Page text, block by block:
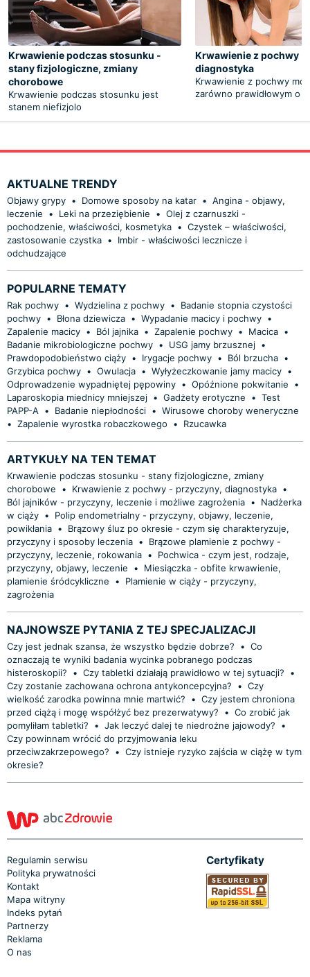
Krwawienie podczas stosunku -
stany fizjologiczne, zmiany
chorobowe
Krwawienie podczas stosunku jest
stanem niefizjolo
Krwawienie z pochwy -
diagnostyka
Krwawienie z pochwy
zarówno prawidłowym o
AKTUALNE TRENDY
Objawy grypy • Domowe sposoby na katar • Angina - objawy,
leczenie
• Leki na przeziębienie • Olej z czarnuszki -
pochodzenie, właściwości, kosmetyka • Czystek – właściwości,
zastosowanie czystka •
Imbir - właściwości lecznicze i
odchudzające
POPULARNE TEMATY
Rak pochwy • Wydzielina z pochwy •
Badanie stopnia czystości
pochwy • Błona dziewicza • Wypadanie macicy i pochwy •
Zapalenie macicy • Ból jajnika • Zapalenie pochwy • Macica •
Badanie mikrobiologiczne pochwy • USG jamy brzusznej •
Prawdopodobieństwo ciąży • Irygacje pochwy • Ból brzucha •
Grzybica pochwy • Owulacja • Wyłyżeczkowanie jamy macicy •
Odprowadzenie wypadniętej pępowiny • Opóźnione pokwitanie
•
Laparoskopia miednicy mniejszej • Gadżety erotyczne • Test
PAPP-A
• Badanie niepłodności • Wirusowe choroby weneryczne
• Zapalenie wyrostka robaczkowego • Rzucawka
ARTYKUŁY NA TEN TEMAT
Krwawienie podczas stosunku - stany fizjologiczne, zmiany
chorobowe
• Krwawienie z pochwy - przyczyny, diagnostyka •
Ból jajników - przyczyny, leczenie i możliwe zagrożenia •
Nadżerka
w ciąży •
Polip endometrialny - przyczyny, objawy, leczenie,
powikłania •
Brązowy śluz po okresie - czym się charakteryzuje,
przyczyny i sposoby leczenia •
Brązowe plamienie z pochwy -
przyczyny, leczenie, rokowania •
Pochwica - czym jest, rodzaje,
przyczyny, objawy, leczenie
•
Miesiączka - obfite krwawienie,
plamienie śródcykliczne
•
Plamienie w ciąży - przyczyny,
zagrożenia
NAJNOWSZE PYTANIA Z TEJ SPECJALIZACJI
Czy jest jednak szansa, że wszystko będzie dobrze? • Co
oznaczają te wyniki badania wycinka pobranego podczas
histeroskopii?
• Czy tabletki działają prawidłowo w tej sytuacji?
•
Czy zostanie zachowana ochrona antykoncepcyjna?
• Czy
wielkość zarodka powinna mnie martwić?
• Czy jestem chroniona
przed ciążą i mogę współżyć bez prezerwatywy?
• Co zrobić jak
pomyliłam tabletki?
• Jak leczyć dalej te niedrożne jajowody?
•
Czy powinnam wrócić do przyjmowania leku
przeciwzakrzepowego?
• Czy istnieje ryzyko zajścia w ciążę w tym
okresie?
Regulamin serwisu
Polityka prywatności
Kontakt
Mapa witryny
Indeks pytań
Partnerzy
Reklama
O nas
Certyfikaty